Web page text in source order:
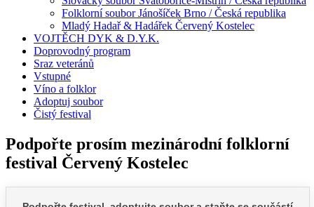
Folklorní soubor Jánošíček Brno / Česká republika
Mladý Hadař & Hadářek Červený Kostelec
VOJTĚCH DYK & D.Y.K.
Doprovodný program
Sraz veteránů
Vstupné
Víno a folklor
Adoptuj soubor
Čistý festival
Podpořte prosím mezinárodní folklorní
festival Červený Kostelec